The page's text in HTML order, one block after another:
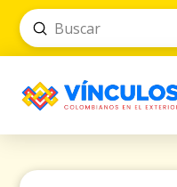
Search
Submit